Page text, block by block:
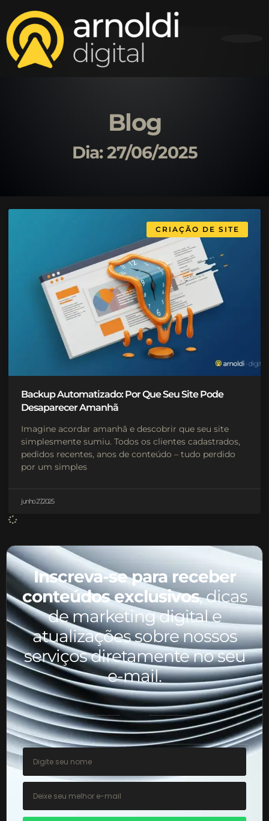
Blog
Dia: 27/06/2025
CRIAÇÃO DE SITE
Backup Automatizado: Por Que Seu Site Pode
Desaparecer Amanhã
Imagine acordar amanhã e descobrir que seu site
simplesmente sumiu. Todos os clientes cadastrados,
pedidos recentes, anos de conteúdo – tudo perdido
por um simples
junho 27, 2025
Inscreva-se para receber
conteúdos exclusivos, dicas
de marketing digital e
atualizações sobre nossos
serviços diretamente no seu
e-mail.